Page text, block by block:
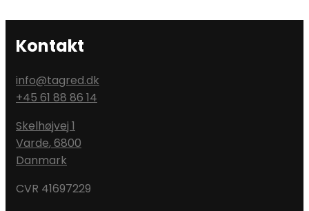
Kontakt
info@tagred.dk
+45 61 88 86 14
Skelhøjvej 1
Varde,6800
Danmark
CVR 41697229